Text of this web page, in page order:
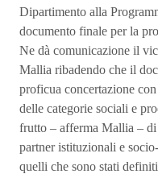
Dipartimento alla
documento finale per la
Ne dà comunicazione il
Mallia ribadendo che il
proficua concertazione
delle categorie sociali e
frutto – afferma Mallia –
partner istituzionali e
quelli che sono stati